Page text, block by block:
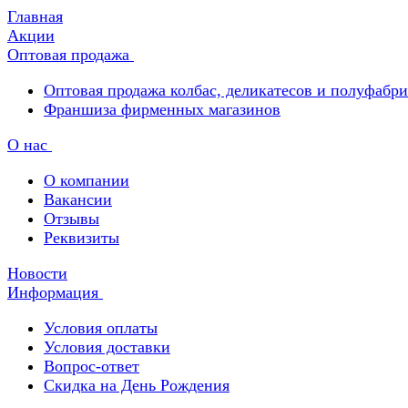
Главная
Акции
Оптовая продажа
Оптовая продажа колбас, деликатесов и
Франшиза фирменных магазинов
О нас
О компании
Вакансии
Отзывы
Реквизиты
Новости
Информация
Условия оплаты
Условия доставки
Вопрос-ответ
Скидка на День Рождения